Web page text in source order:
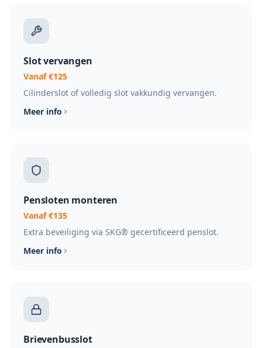
Slot vervangen
Vanaf €125
Cilinderslot of volledig slot vakkundig vervangen.
Meer info
Pensloten monteren
Vanaf €135
Extra beveiliging via SKG® gecertificeerd penslot.
Meer info
Brievenbusslot